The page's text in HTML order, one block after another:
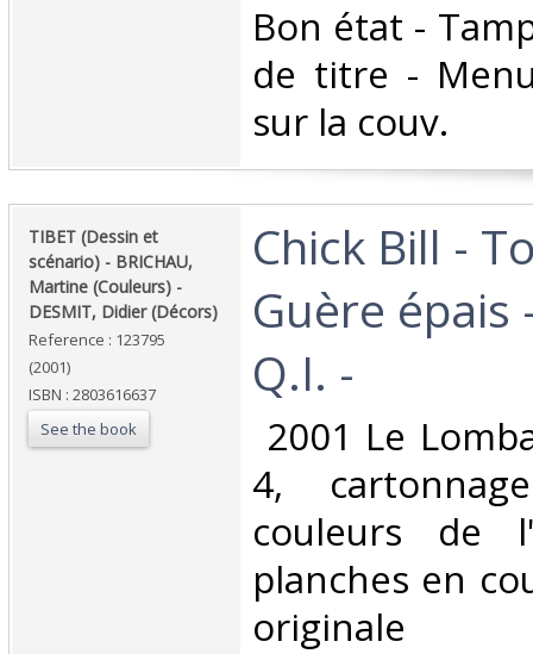
‎Bon état -
de titre -
sur la couv. ‎
‎TIBET (Dessin et
scénario) - BRICHAU,
Martine (Couleurs) -
DESMIT, Didier (Décors) ‎
Reference : 123795
(2001)
ISBN : 2803616637
See the book
‎Chick Bill -
Guère épais
Q.I. -‎
2001 Le
4,
couleurs de
planches en
originale‎